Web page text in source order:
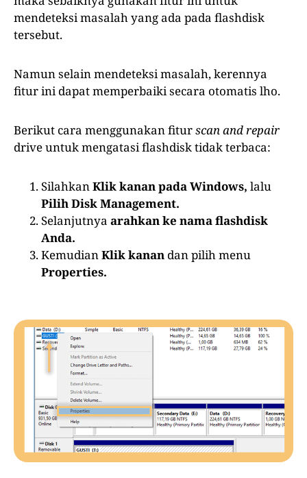
mendeteksi masalah yang ada pada flashdisk
tersebut.
Namun selain mendeteksi masalah, kerennya
fitur ini dapat memperbaiki secara otomatis lho.
Berikut cara menggunakan fiturscan and repair
drive untuk mengatasi flashdisk tidak terbaca:
SilahkanKlik kanan pada Windows, lalu
Pilih Disk Management.
Selanjutnya arahkan ke nama flashdisk
Anda.
KemudianKlik kanan danpilih menu
Properties.